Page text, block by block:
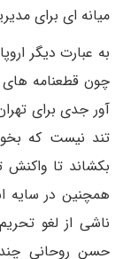
میانه ای برای
به عبارت دیگر
چون قطعنامه های
آور جدی برای
تند نیست که
بکشاند تا واکنش
همچنین در سایه
ناشی از لغو
حسن روحانی